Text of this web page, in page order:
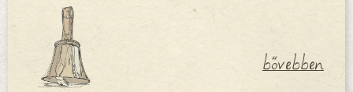
bővebben